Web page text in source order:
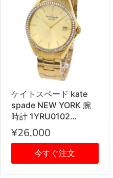
ケイトスペード kate
spade NEW YORK 腕
時計 1YRU0102
Seaport シーポート レ
ディース ゴールド 海外
¥26,000
今すぐ注文